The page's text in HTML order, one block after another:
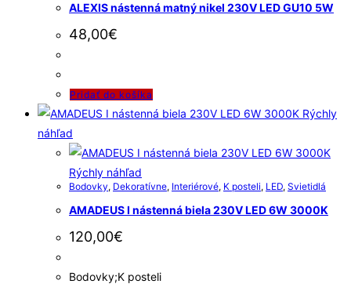
ALEXIS nástenná matný nikel 230V LED GU10 5W
48,00€
Pridať do košíka
Rýchly
náhľad
Rýchly náhľad
Bodovky, Dekoratívne, Interiérové, K posteli, LED, Svietidlá
AMADEUS I nástenná biela 230V LED 6W 3000K
120,00€
Bodovky;K posteli